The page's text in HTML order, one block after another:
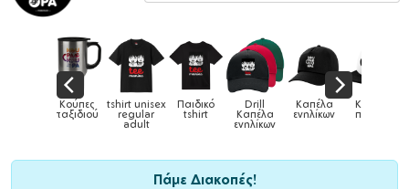
tshirt unisex
regular
Παιδικό
tshirt
Drill
Καπέλα
Καπέλα
ενηλίκων
Καπέλα
παιδικά Κούπες
Πάμε Διακοπές!